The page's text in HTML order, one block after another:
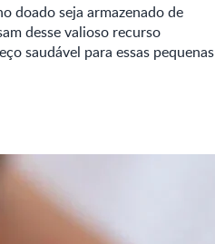
doado seja armazenado de
desse valioso recurso
saudável para essas pequenas